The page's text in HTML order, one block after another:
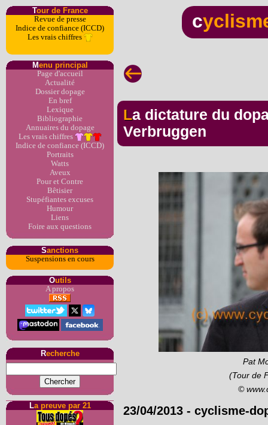
Tour de France
Revue de presse
Indice de confiance (ICCD)
Les vrais chiffres
Menu principal
Page d'accueil
Actualité
Dossier dopage
En bref
Lexique
Bibliographie
Annuaires du dopage
Les vrais chiffres
Indice de confiance (ICCD)
Portraits
Watts
Aveux
Pour et Contre
Bêtisier
Stupéfiantes excuses
Humour
Liens
Foire aux questions
Sanctions
Suspensions en cours
Outils
A propos
Recherche
La preuve par 21
c
La dictature du dopage sous Mc Quaid et
Verbruggen
Pat
(Tour de
©
23/04/2013 - cyclisme-